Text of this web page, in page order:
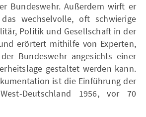
Bundeswehr. Außerdem wirft er
wechselvolle, oft schwierige
Politik und Gesellschaft in der
erörtert mithilfe von Experten,
Bundeswehr angesichts einer
gestaltet werden kann.
ist die Einführung der
Deutschland 1956, vor 70